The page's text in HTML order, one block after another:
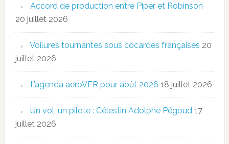
Accord de production entre Piper et Robinson
20 juillet 2026
Voilures tournantes sous cocardes françaises 20
juillet 2026
L’agenda aeroVFR pour août 2026 18 juillet 2026
Un vol, un pilote : Célestin Adolphe Pégoud 17
juillet 2026